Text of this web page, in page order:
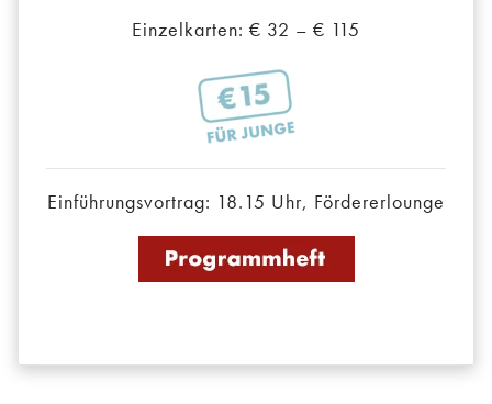
Einzelkarten: € 32 – € 115
Einführungsvortrag: 18.15 Uhr, Fördererlounge